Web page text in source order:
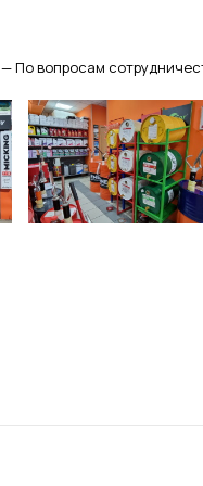
— По вопросам